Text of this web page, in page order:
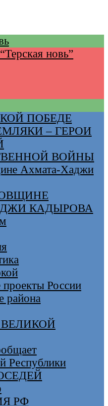
новь”
ПОБЕДЕ
– ГЕРОИ
ВОЙНЫ
Ахмата-Хаджи
КАДЫРОВА
России
района
Республики
РФ